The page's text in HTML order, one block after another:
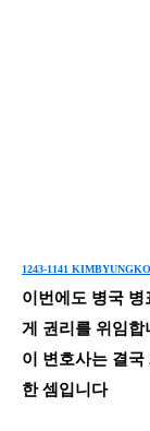
1243-1141
이번에도 병국 병
게 권리를 위임합
이 변호사는 결국
한 셈입니다